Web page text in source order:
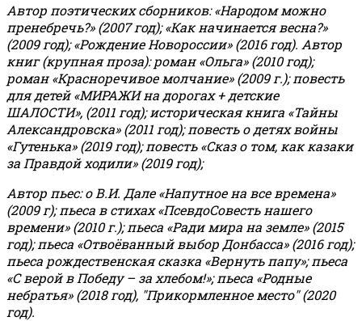
Автор поэтических сборников: «Народом можно
пренебречь?» (2007 год); «Как начинается весна?»
(2009 год); «Рождение Новороссии» (2016 год). Автор
книг (крупная проза): роман «Ольга» (2010 год);
роман «Красноречивое молчание» (2009 г.); повесть
для детей «МИРАЖИ на дорогах + детские
ШАЛОСТИ», (2011 год); историческая книга «Тайны
Александровска» (2011 год); повесть о детях войны
«Гутенька» (2019 год); повесть «Сказ о том, как казаки
за Правдой ходили» (2019 год);
Автор пьес: о В.И. Дале «Напутное на все времена»
(2009 г); пьеса в стихах «ПсевдоСовесть нашего
времени» (2010 г.); пьеса «Ради мира на земле» (2015
год); пьеса «Отвоёванный выбор Донбасса» (2016 год);
пьеса рождественская сказка «Вернуть папу»; пьеса
«С верой в Победу – за хлебом!»;пьеса «Родные
небратья» (2018 год), "Прикормленное место" (2020
год).